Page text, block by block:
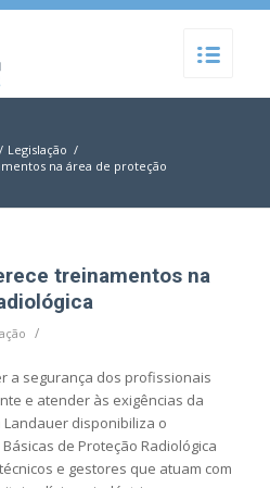
/ Legislação /
na área de proteção
treinamentos na
/
a segurança dos profissionais
e atender às exigências da
Landauer disponibiliza o
de Proteção Radiológica
e gestores que atuam com